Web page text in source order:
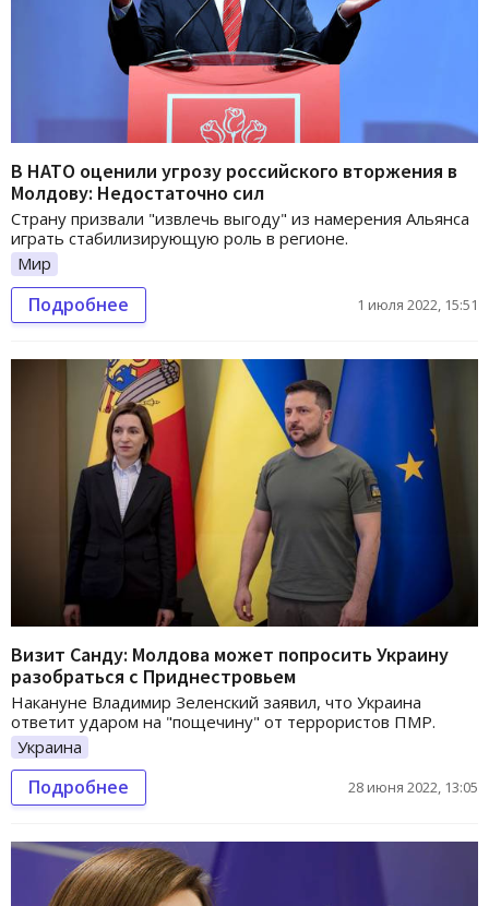
В НАТО оценили угрозу российского вторжения в
Молдову: Недостаточно сил
Страну призвали "извлечь выгоду" из намерения Альянса
играть стабилизирующую роль в регионе.
Мир
Подробнее 1 июля 2022, 15:51
Визит Санду: Молдова может попросить Украину
разобраться с Приднестровьем
Накануне Владимир Зеленский заявил, что Украина
ответит ударом на "пощечину" от террористов ПМР.
Украина
Подробнее 28 июня 2022, 13:05